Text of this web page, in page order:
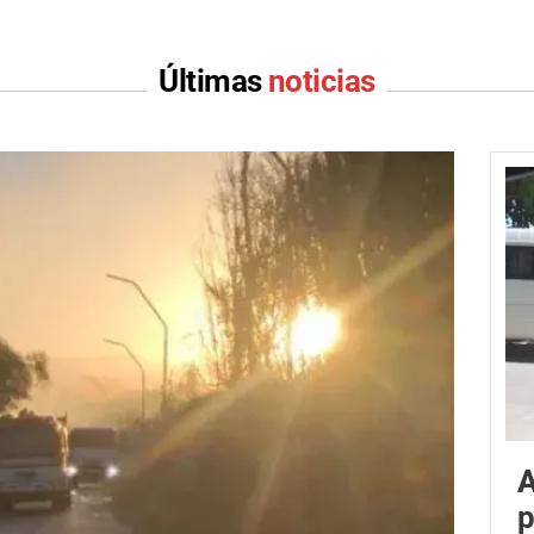
Últimas noticias